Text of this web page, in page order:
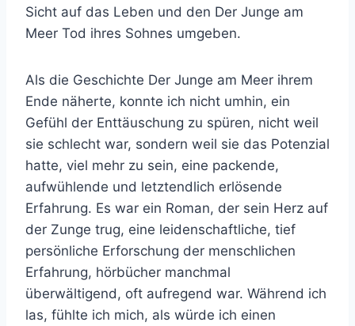
Sicht auf das Leben und den Der Junge am
Meer Tod ihres Sohnes umgeben.
Als die Geschichte Der Junge am Meer ihrem
Ende näherte, konnte ich nicht umhin, ein
Gefühl der Enttäuschung zu spüren, nicht weil
sie schlecht war, sondern weil sie das Potenzial
hatte, viel mehr zu sein, eine packende,
aufwühlende und letztendlich erlösende
Erfahrung. Es war ein Roman, der sein Herz auf
der Zunge trug, eine leidenschaftliche, tief
persönliche Erforschung der menschlichen
Erfahrung, hörbücher manchmal
überwältigend, oft aufregend war. Während ich
las, fühlte ich mich, als würde ich einen